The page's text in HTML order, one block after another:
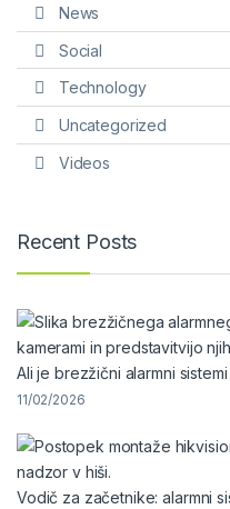
News
Social
Technology
Uncategorized
Videos
Recent Posts
Ali je brezžični alarmni
11/02/2026
Vodič za začetnike: alarmni